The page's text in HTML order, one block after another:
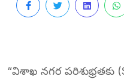
“విశాఖ నగర పరిశుభ్రతకు